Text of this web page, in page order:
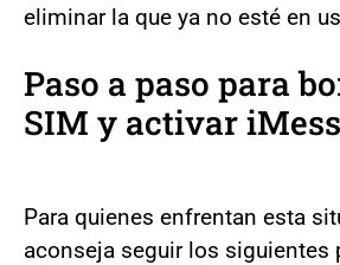
eliminar la que ya no esté en
Paso a paso para
SIM y activar
Para quienes enfrentan esta
aconseja seguir los siguientes